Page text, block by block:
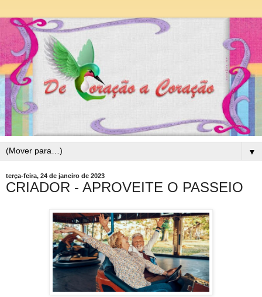
▼
terça-feira, 24 de janeiro de 2023
CRIADOR - APROVEITE O PASSEIO